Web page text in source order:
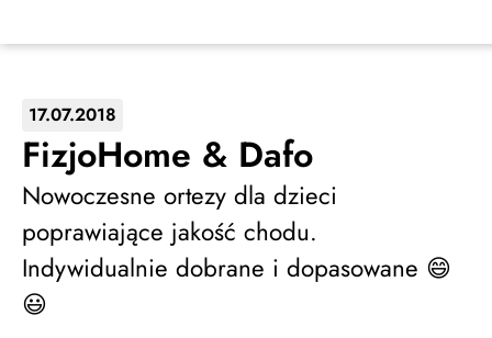
17.07.2018
FizjoHome & Dafo
Nowoczesne ortezy dla dzieci
poprawiające jakość chodu.
Indywidualnie dobrane i dopasowane 😄
😃